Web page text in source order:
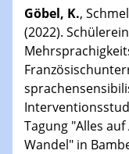
Göbel, K.,
(2022).
Tagung "Alles
Wandel" in